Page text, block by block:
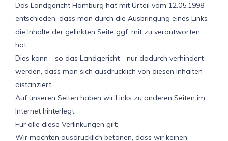
Das Landgericht Hamburg hat mit Urteil vom 12.05.1998
entschieden, dass man durch die Ausbringung eines Links
die Inhalte der gelinkten Seite ggf. mit zu verantworten
hat.
Dies kann - so das Landgericht - nur dadurch verhindert
werden, dass man sich ausdrücklich von diesen Inhalten
distanziert.
Auf unseren Seiten haben wir Links zu anderen Seiten im
Internet hinterlegt.
Für alle diese Verlinkungen gilt:
Wir möchten ausdrücklich betonen, dass wir keinen